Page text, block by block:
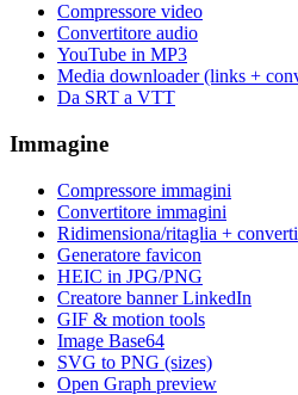
Compressore video
Convertitore audio
YouTube in MP3
Media downloader (links +
Da SRT a VTT
Immagine
Compressore immagini
Convertitore immagini
Ridimensiona/ritaglia + converti
Generatore favicon
HEIC in JPG/PNG
Creatore banner LinkedIn
GIF & motion tools
Image Base64
SVG to PNG (sizes)
Open Graph preview